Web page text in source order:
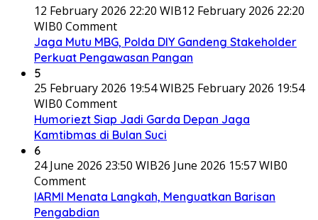
12 February 2026 22:20 WIB12 February 2026 22:20
WIB0 Comment
Jaga Mutu MBG, Polda DIY Gandeng Stakeholder
Perkuat Pengawasan Pangan
5
25 February 2026 19:54 WIB25 February 2026 19:54
WIB0 Comment
Humoriezt Siap Jadi Garda Depan Jaga
Kamtibmas di Bulan Suci
6
24 June 2026 23:50 WIB26 June 2026 15:57 WIB0
Comment
IARMI Menata Langkah, Menguatkan Barisan
Pengabdian